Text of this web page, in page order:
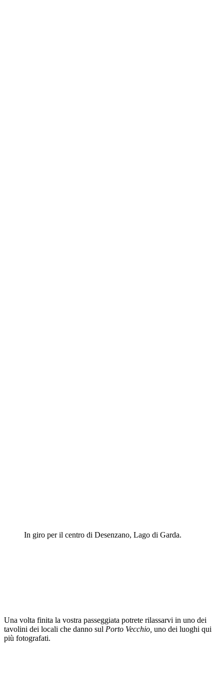
In giro per il centro di Desenzano, Lago di Garda.
Una volta finita la vostra passeggiata potrete rilassarvi in uno dei
tavolini dei locali che danno sul Porto Vecchio, uno dei luoghi qui
più fotografati.